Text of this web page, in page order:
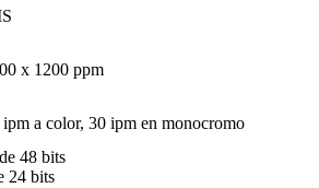
x 1200 ppm
a color, 30 ipm en monocromo
48 bits
24 bits